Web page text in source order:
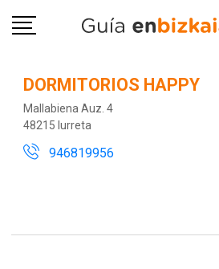
DORMITORIOS HAPPY
Mallabiena Auz. 4
48215 Iurreta
946819956